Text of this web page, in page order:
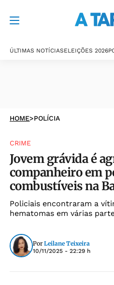
ÚLTIMAS NOTÍCIASELEIÇÕES 2026
HOME>POLÍCIA
CRIME
Jovem grávida é
companheiro em
combustíveis na
Policiais encontraram a
hematomas em várias
Por Leilane Teixeira
10/11/2025 - 22:29 h